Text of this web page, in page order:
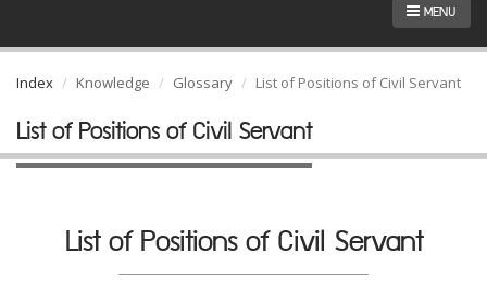
MENU
Index Knowledge Glossary List of Positions of Civil Servant
List of Positions of Civil Servant
List of Positions of Civil Servant